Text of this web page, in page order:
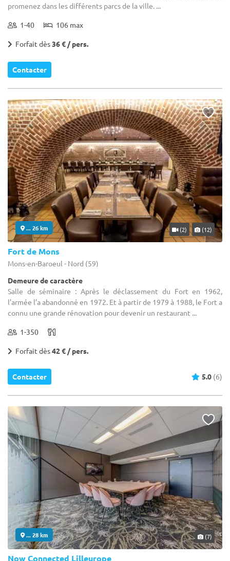
promenez dans les différents parcs de la ville. ...
1-40 106 max
Forfait dès36 € / pers.
Contacter
... 26 km (2) (12)
Fort de Mons
Mons-en-Baroeul - Nord (59)
Demeure de caractère
Salle de séminaire : Après le déclassement du Fort en 1962,
l’armée l’a abandonné en 1972. Et à partir de 1979 à 1988, le Fort a
connu une grande rénovation pour devenir un restaurant ...
1-350
Forfait dès42 € / pers.
Contacter 5.0 (6)
... 28 km (7)
Now Connected Lilleurope